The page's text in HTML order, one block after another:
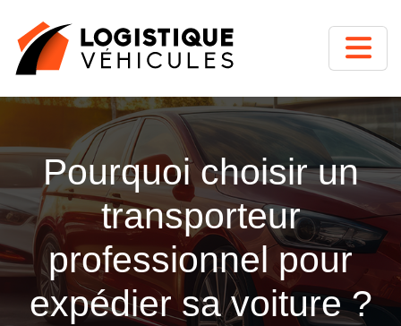
Pourquoi choisir un
transporteur
professionnel pour
expédier sa voiture ?